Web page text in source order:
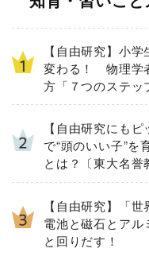
【自由研究】小
変わる！ 物理学
方「７つのステッ
【自由研究にも
で“頭のいい子”を
とは？〔東大名誉
【自由研究】「
電池と磁石とアル
と回りだす！